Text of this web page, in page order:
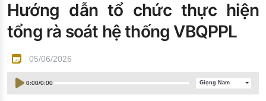
Đào tạo ISO
Hướng dẫn tổ chức thực hiện
tổng rà soát hệ thống VBQPPL
05/06/2026
0:00/0:00 Giọng Nam